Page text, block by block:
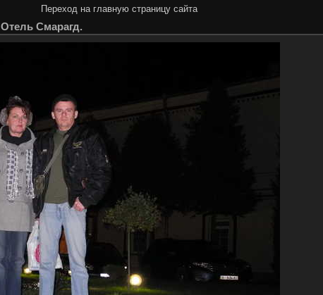
Переход на главную страницу сайта
Отель Смарагд.